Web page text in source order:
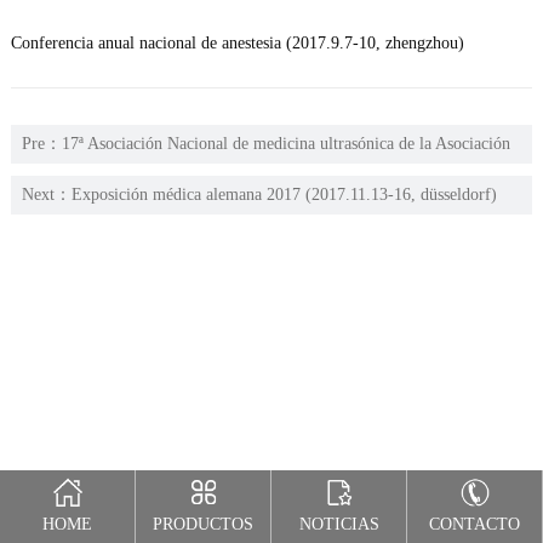
Conferencia anual nacional de anestesia (2017.9.7-10, zhengzhou)
Pre： 17ª Asociación Nacional de medicina ultrasónica de la Asociación
Next： Exposición médica alemana 2017 (2017.11.13-16, düsseldorf)
HOME PRODUCTOS NOTICIAS CONTACTO